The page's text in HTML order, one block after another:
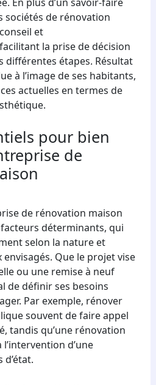
sociétés de rénovation
et
la prise de décision
différentes étapes. Résultat
à l’image de ses habitants,
actuelles en termes de
pour bien
de
de rénovation maison
déterminants, qui
selon la nature et
envisagés. Que le projet vise
ou une remise à neuf
de définir ses besoins
Par exemple, rénover
souvent de faire appel
tandis qu’une rénovation
d’une